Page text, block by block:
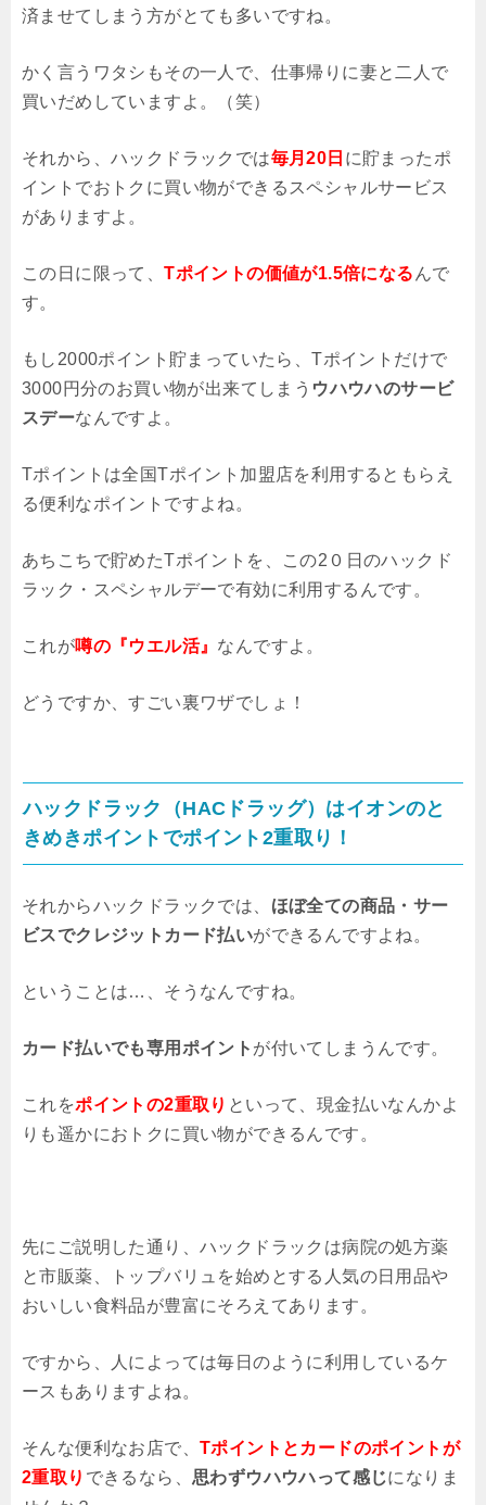
済ませてしまう方がとても多いですね。
かく言うワタシもその一人で、仕事帰りに妻と二人で
買いだめしていますよ。（笑）
それから、ハックドラックでは毎月20日 に貯まったポ
イントでおトクに買い物ができるスペシャルサービス
がありますよ。
この日に限って、Tポイントの価値が1.5倍になる んで
す。
もし2000ポイント貯まっていたら、Tポイントだけで
3000円分のお買い物が出来てしまう ウハウハのサービ
スデーなんですよ。
Tポイントは全国Tポイント加盟店を利用するともらえ
る便利なポイントですよね。
あちこちで貯めたTポイントを、この2０日のハックド
ラック・スペシャルデーで有効に利用するんです。
これが噂の『ウエル活』 なんですよ。
どうですか、すごい裏ワザでしょ！
ハックドラック（HACドラッグ）はイオンのと
きめきポイントでポイント2重取り！
それからハックドラックでは、 ほぼ全ての商品・サー
ビスでクレジットカード払いができるんですよね。
ということは…、そうなんですね。
カード払いでも専用ポイント が付いてしまうんです。
これをポイントの2重取り といって、現金払いなんかよ
りも遥かにおトクに買い物ができるんです。
先にご説明した通り、ハックドラックは病院の処方薬
と市販薬、トップバリュを始めとする人気の日用品や
おいしい食料品が豊富にそろえてあります。
ですから、人によっては毎日のように利用しているケ
ースもありますよね。
そんな便利なお店で、 Tポイントとカードのポイントが
2重取り できるなら、思わずウハウハって感じになりま